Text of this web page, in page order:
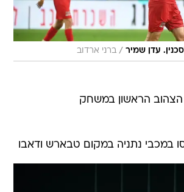
עדן שמיר / ברני ארדוב
הראשון במשחק
במכבי נתניה במקום טבארש ודאבו